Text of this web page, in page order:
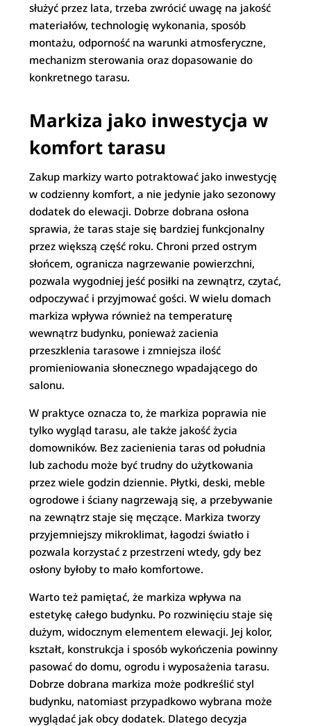
służyć przez lata, trzeba zwrócić uwagę na jakość
materiałów, technologię wykonania, sposób
montażu, odporność na warunki atmosferyczne,
mechanizm sterowania oraz dopasowanie do
konkretnego tarasu.
Markiza jako inwestycja w
komfort tarasu
Zakup markizy warto potraktować jako inwestycję
w codzienny komfort, a nie jedynie jako sezonowy
dodatek do elewacji. Dobrze dobrana osłona
sprawia, że taras staje się bardziej funkcjonalny
przez większą część roku. Chroni przed ostrym
słońcem, ogranicza nagrzewanie powierzchni,
pozwala wygodniej jeść posiłki na zewnątrz, czytać,
odpoczywać i przyjmować gości. W wielu domach
markiza wpływa również na temperaturę
wewnątrz budynku, ponieważ zacienia
przeszklenia tarasowe i zmniejsza ilość
promieniowania słonecznego wpadającego do
salonu.
W praktyce oznacza to, że markiza poprawia nie
tylko wygląd tarasu, ale także jakość życia
domowników. Bez zacienienia taras od południa
lub zachodu może być trudny do użytkowania
przez wiele godzin dziennie. Płytki, deski, meble
ogrodowe i ściany nagrzewają się, a przebywanie
na zewnątrz staje się męczące. Markiza tworzy
przyjemniejszy mikroklimat, łagodzi światło i
pozwala korzystać z przestrzeni wtedy, gdy bez
osłony byłoby to mało komfortowe.
Warto też pamiętać, że markiza wpływa na
estetykę całego budynku. Po rozwinięciu staje się
dużym, widocznym elementem elewacji. Jej kolor,
kształt, konstrukcja i sposób wykończenia powinny
pasować do domu, ogrodu i wyposażenia tarasu.
Dobrze dobrana markiza może podkreślić styl
budynku, natomiast przypadkowo wybrana może
wyglądać jak obcy dodatek. Dlatego decyzja